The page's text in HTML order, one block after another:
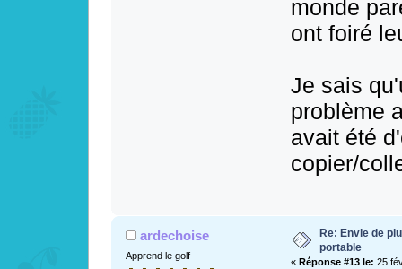
monde
ont foiré
Je sais
problème
avait été
copier/
ardechoise
Apprend le golf
Re: Envie de
portable
« Réponse #13 le: 25